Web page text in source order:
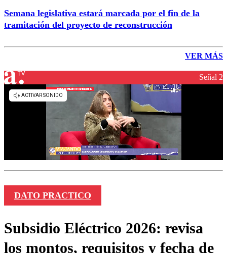
Semana legislativa estará marcada por el fin de la
tramitación del proyecto de reconstrucción
VER MÁS
Señal 2
DATO PRACTICO
Subsidio Eléctrico 2026: revisa
los montos, requisitos y fecha de